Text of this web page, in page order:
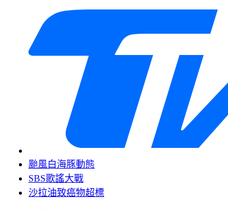
颱風白海豚動態
SBS歌謠大戰
沙拉油致癌物超標